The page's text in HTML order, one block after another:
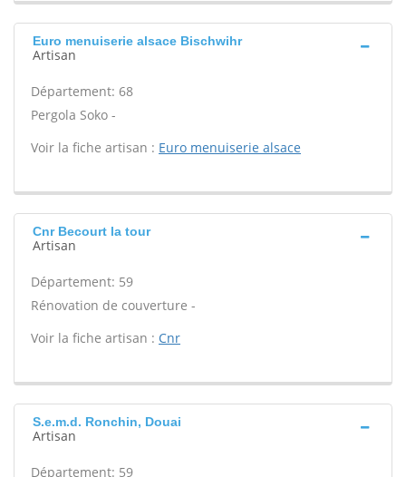
Euro menuiserie alsace Bischwihr
Artisan
Département: 68
Pergola Soko -
Voir la fiche artisan : Euro menuiserie alsace
Cnr Becourt la tour
Artisan
Département: 59
Rénovation de couverture -
Voir la fiche artisan : Cnr
S.e.m.d. Ronchin, Douai
Artisan
Département: 59